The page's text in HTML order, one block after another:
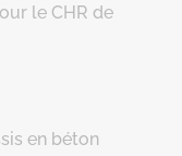
le CHR de
en béton